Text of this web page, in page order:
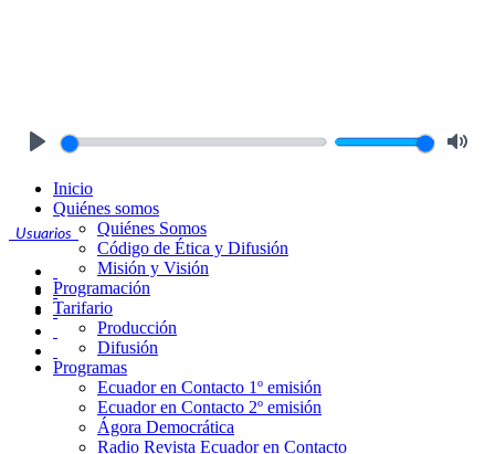
Usuarios
Inicio
Quiénes somos
Quiénes Somos
Código de Ética y Difusión
Misión y Visión
Programación
Tarifario
Producción
Difusión
Programas
Ecuador en Contacto 1º emisión
Ecuador en Contacto 2º emisión
Ágora Democrática
Radio Revista Ecuador en Contacto